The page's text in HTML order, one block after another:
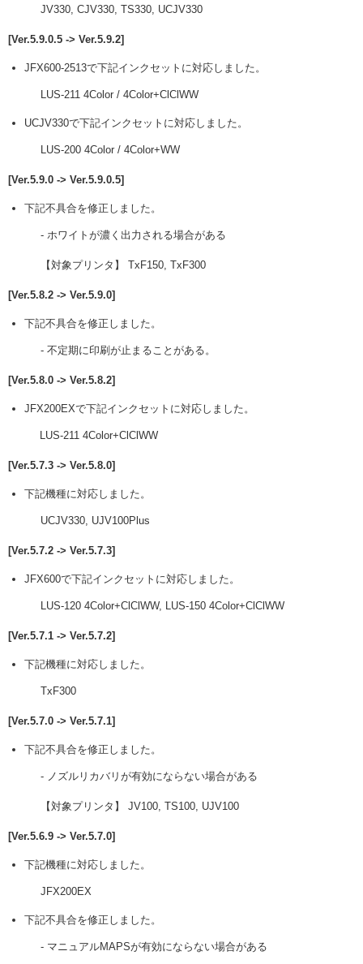
JV330, CJV330, TS330, UCJV330
[Ver.5.9.0.5 -> Ver.5.9.2]
JFX600-2513で下記インクセットに対応しました。
LUS-211 4Color / 4Color+ClClWW
UCJV330で下記インクセットに対応しました。
LUS-200 4Color / 4Color+WW
[Ver.5.9.0 -> Ver.5.9.0.5]
下記不具合を修正しました。
- ホワイトが濃く出力される場合がある
【対象プリンタ】 TxF150, TxF300
[Ver.5.8.2 -> Ver.5.9.0]
下記不具合を修正しました。
- 不定期に印刷が止まることがある。
[Ver.5.8.0 -> Ver.5.8.2]
JFX200EXで下記インクセットに対応しました。
LUS-211 4Color+ClClWW
[Ver.5.7.3 -> Ver.5.8.0]
下記機種に対応しました。
UCJV330, UJV100Plus
[Ver.5.7.2 -> Ver.5.7.3]
JFX600で下記インクセットに対応しました。
LUS-120 4Color+ClClWW, LUS-150 4Color+ClClWW
[Ver.5.7.1 -> Ver.5.7.2]
下記機種に対応しました。
TxF300
[Ver.5.7.0 -> Ver.5.7.1]
下記不具合を修正しました。
- ノズルリカバリが有効にならない場合がある
【対象プリンタ】 JV100, TS100, UJV100
[Ver.5.6.9 -> Ver.5.7.0]
下記機種に対応しました。
JFX200EX
下記不具合を修正しました。
- マニュアルMAPSが有効にならない場合がある